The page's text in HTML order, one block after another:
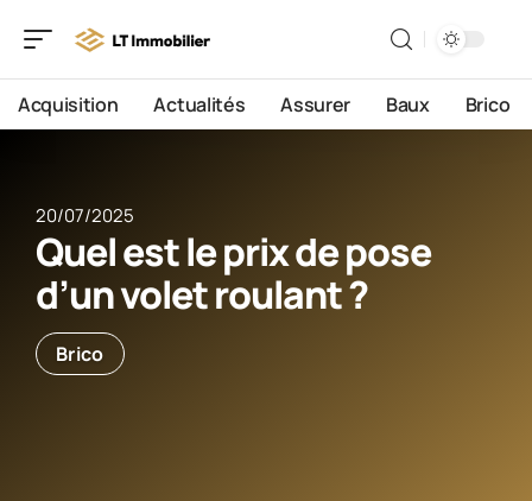
Acquisition Actualités Assurer Baux Brico
20/07/2025
Quel est le prix de pose
d’un volet roulant ?
Brico